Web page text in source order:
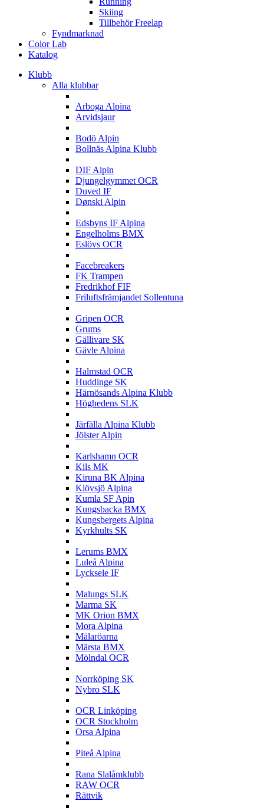
Skiing
Tillbehör Freelap
Fyndmarknad
Color Lab
Katalog
Klubb
Alla klubbar
Arboga Alpina
Arvidsjaur
Bodö Alpin
Bollnäs Alpina Klubb
DIF Alpin
Djungelgymmet OCR
Duved IF
Dønski Alpin
Edsbyns IF Alpina
Engelholms BMX
Eslövs OCR
Facebreakers
FK Trampen
Fredrikhof FIF
Friluftsfrämjandet Sollentuna
Gripen OCR
Grums
Gällivare SK
Gävle Alpina
Halmstad OCR
Huddinge SK
Härnösands Alpina Klubb
Höghedens SLK
Järfälla Alpina Klubb
Jölster Alpin
Karlshamn OCR
Kils MK
Kiruna BK Alpina
Klövsjö Alpina
Kumla SF Apin
Kungsbacka BMX
Kungsbergets Alpina
Kyrkhults SK
Lerums BMX
Luleå Alpina
Lycksele IF
Malungs SLK
Marma SK
MK Orion BMX
Mora Alpina
Mälaröarna
Märsta BMX
Mölndal OCR
Norrköping SK
Nybro SLK
OCR Linköping
OCR Stockholm
Orsa Alpina
Piteå Alpina
Rana Slalåmklubb
RAW OCR
Rättvik